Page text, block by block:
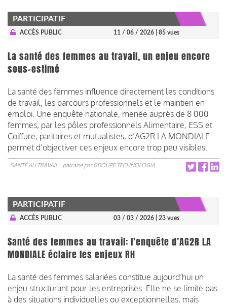
PARTICIPATIF
ACCÈS PUBLIC 11 / 06 / 2026 | 85 vues
La santé des femmes au travail, un enjeu encore
sous-estimé
La santé des femmes influence directement les conditions
de travail, les parcours professionnels et le maintien en
emploi. Une enquête nationale, menée auprès de 8 000
femmes, par les pôles professionnels Alimentaire, ESS et
Coiffure, paritaires et mutualistes, d’AG2R LA MONDIALE
permet d’objectiver ces enjeux encore trop peu visibles.
SANTÉ AU TRAVAIL parrainé parGROUPE TECHNOLOGIA
PARTICIPATIF
ACCÈS PUBLIC 03 / 03 / 2026 | 23 vues
Santé des femmes au travail: l'enquête d’AG2R LA
MONDIALE éclaire les enjeux RH
La santé des femmes salariées constitue aujourd’hui un
enjeu structurant pour les entreprises. Elle ne se limite pas
à des situations individuelles ou exceptionnelles, mais